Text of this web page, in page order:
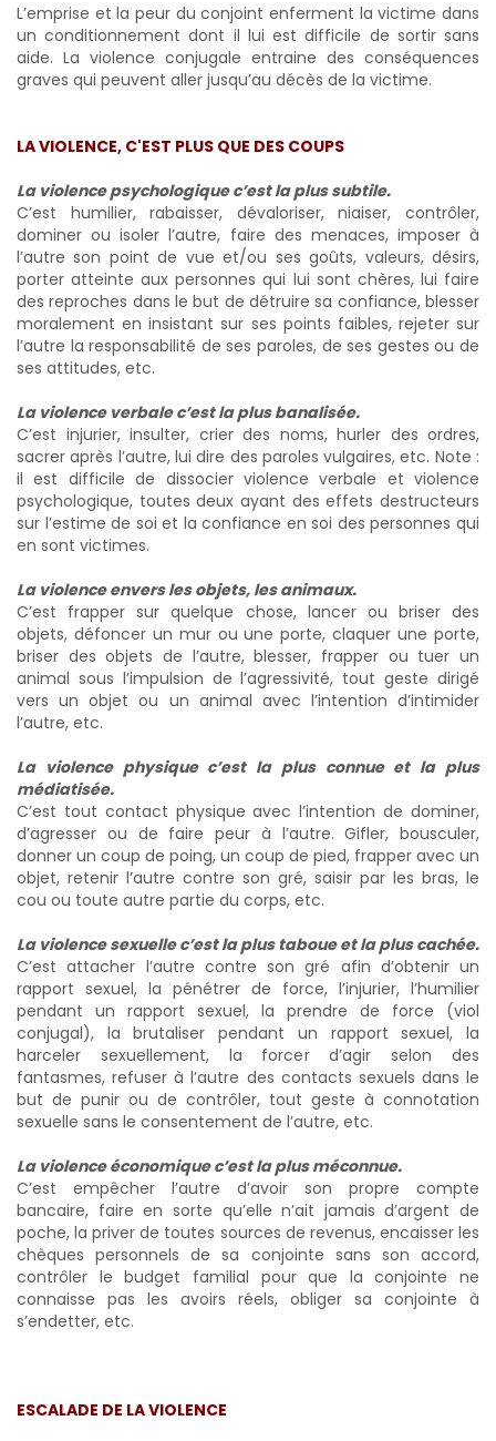
L’emprise et la peur du conjoint enferment la victime dans
un conditionnement dont il lui est difficile de sortir sans
aide. La violence conjugale entraine des conséquences
graves qui peuvent aller jusqu’au décès de la victime.
LA VIOLENCE, C'EST PLUS QUE DES COUPS
La violence psychologique c’est la plus subtile.
C’est humilier, rabaisser, dévaloriser, niaiser, contrôler,
dominer ou isoler l’autre, faire des menaces, imposer à
l’autre son point de vue et/ou ses goûts, valeurs, désirs,
porter atteinte aux personnes qui lui sont chères, lui faire
des reproches dans le but de détruire sa confiance, blesser
moralement en insistant sur ses points faibles, rejeter sur
l’autre la responsabilité de ses paroles, de ses gestes ou de
ses attitudes, etc.
La violence verbale c’est la plus banalisée.
C’est injurier, insulter, crier des noms, hurler des ordres,
sacrer après l’autre, lui dire des paroles vulgaires, etc. Note :
il est difficile de dissocier violence verbale et violence
psychologique, toutes deux ayant des effets destructeurs
sur l’estime de soi et la confiance en soi des personnes qui
en sont victimes.
La violence envers les objets, les animaux.
C’est frapper sur quelque chose, lancer ou briser des
objets, défoncer un mur ou une porte, claquer une porte,
briser des objets de l’autre, blesser, frapper ou tuer un
animal sous l’impulsion de l’agressivité, tout geste dirigé
vers un objet ou un animal avec l’intention d’intimider
l’autre, etc.
La violence physique c’est la plus connue et la plus
médiatisée.
C’est tout contact physique avec l’intention de dominer,
d’agresser ou de faire peur à l’autre. Gifler, bousculer,
donner un coup de poing, un coup de pied, frapper avec un
objet, retenir l’autre contre son gré, saisir par les bras, le
cou ou toute autre partie du corps, etc.
La violence sexuelle c’est la plus taboue et la plus cachée.
C’est attacher l’autre contre son gré afin d’obtenir un
rapport sexuel, la pénétrer de force, l’injurier, l’humilier
pendant un rapport sexuel, la prendre de force (viol
conjugal), la brutaliser pendant un rapport sexuel, la
harceler sexuellement, la forcer d’agir selon des
fantasmes, refuser à l’autre des contacts sexuels dans le
but de punir ou de contrôler, tout geste à connotation
sexuelle sans le consentement de l’autre, etc.
La violence économique c’est la plus méconnue.
C’est empêcher l’autre d’avoir son propre compte
bancaire, faire en sorte qu’elle n’ait jamais d’argent de
poche, la priver de toutes sources de revenus, encaisser les
chèques personnels de sa conjointe sans son accord,
contrôler le budget familial pour que la conjointe ne
connaisse pas les avoirs réels, obliger sa conjointe à
s’endetter, etc.
ESCALADE DE LA VIOLENCE